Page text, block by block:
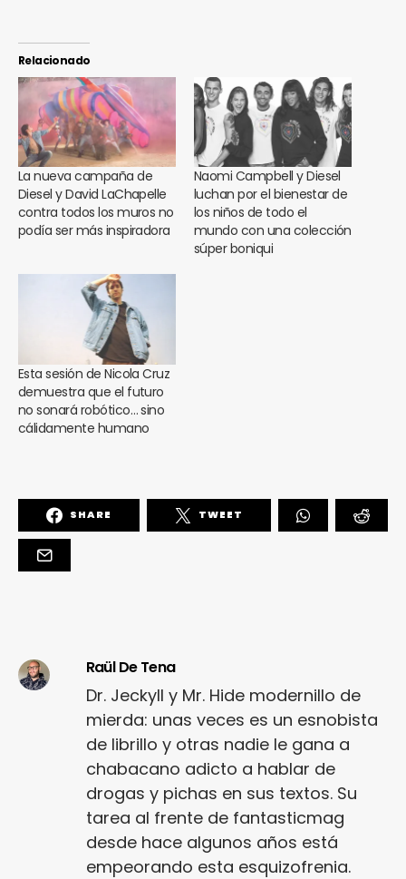
Relacionado
La nueva campaña de
Diesel y David LaChapelle
contra todos los muros no
podía ser más inspiradora
Naomi Campbell y Diesel
luchan por el bienestar de
los niños de todo el
mundo con una colección
súper boniqui
Esta sesión de Nicola Cruz
demuestra que el futuro
no sonará robótico… sino
cálidamente humano
SHARE TWEET
Raül De Tena
Dr. Jeckyll y Mr. Hide modernillo de
mierda: unas veces es un esnobista
de librillo y otras nadie le gana a
chabacano adicto a hablar de
drogas y pichas en sus textos. Su
tarea al frente de fantasticmag
desde hace algunos años está
empeorando esta esquizofrenia.